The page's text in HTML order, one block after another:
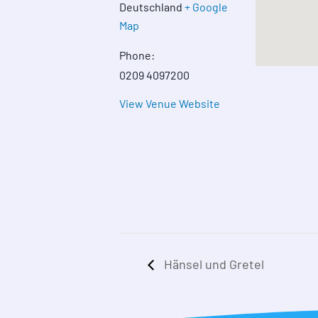
Deutschland + Google
Map
Phone:
0209 4097200
View Venue Website
Hänsel und Gretel